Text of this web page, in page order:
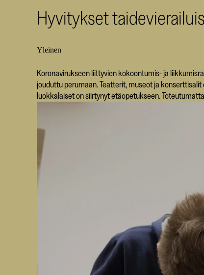
Hyvitykset
Yleinen
Koronavirukseen liittyvien kokoontumis- ja
jouduttu perumaan. Teatterit, museot ja
luokkalaiset on siirtynyt etäopetukseen.